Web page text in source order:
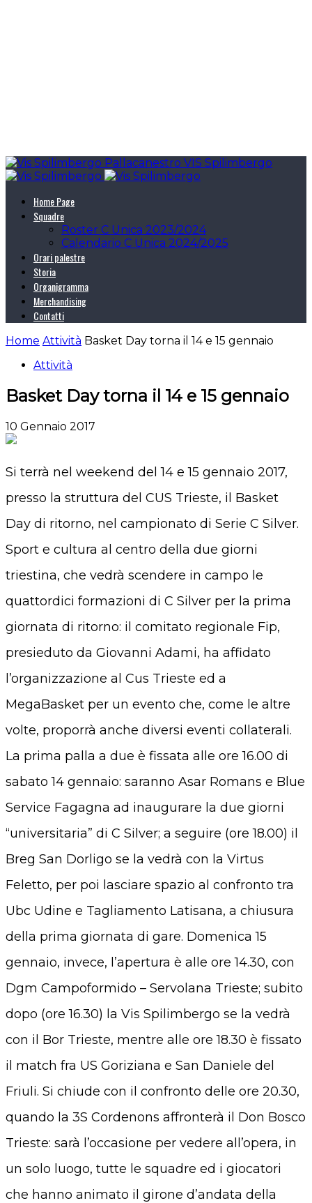
Pallacanestro VIS Spilimbergo
Home Page
Squadre
Roster C Unica 2023/2024
Calendario C Unica 2024/2025
Orari palestre
Storia
Organigramma
Merchandising
Contatti
Home Attività Basket Day torna il 14 e 15 gennaio
Attività
Basket Day torna il 14 e 15 gennaio
10 Gennaio 2017
Si terrà nel weekend del 14 e 15 gennaio 2017,
presso la struttura del CUS Trieste, il Basket
Day di ritorno, nel campionato di Serie C Silver.
Sport e cultura al centro della due giorni
triestina, che vedrà scendere in campo le
quattordici formazioni di C Silver per la prima
giornata di ritorno: il comitato regionale Fip,
presieduto da Giovanni Adami, ha affidato
l’organizzazione al Cus Trieste ed a
MegaBasket per un evento che, come le altre
volte, proporrà anche diversi eventi collaterali.
La prima palla a due è fissata alle ore 16.00 di
sabato 14 gennaio: saranno Asar Romans e Blue
Service Fagagna ad inaugurare la due giorni
“universitaria” di C Silver; a seguire (ore 18.00) il
Breg San Dorligo se la vedrà con la Virtus
Feletto, per poi lasciare spazio al confronto tra
Ubc Udine e Tagliamento Latisana, a chiusura
della prima giornata di gare. Domenica 15
gennaio, invece, l’apertura è alle ore 14.30, con
Dgm Campoformido – Servolana Trieste; subito
dopo (ore 16.30) la Vis Spilimbergo se la vedrà
con il Bor Trieste, mentre alle ore 18.30 è fissato
il match fra US Goriziana e San Daniele del
Friuli. Si chiude con il confronto delle ore 20.30,
quando la 3S Cordenons affronterà il Don Bosco
Trieste: sarà l’occasione per vedere all’opera, in
un solo luogo, tutte le squadre ed i giocatori
che hanno animato il girone d’andata della